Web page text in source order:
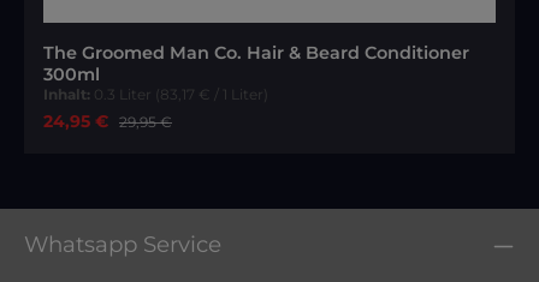
The Groomed Man Co. Hair & Beard Conditioner
300ml
Inhalt: 0.3 Liter (83,17 € / 1 Liter)
Verkaufspreis:
24,95 € Regulärer Preis:
29,95 €
Whatsapp Service